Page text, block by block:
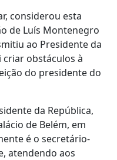
considerou esta
de Luís Montenegro
ao Presidente da
criar obstáculos à
do presidente do
da República,
de Belém, em
é o secretário-
atendendo aos